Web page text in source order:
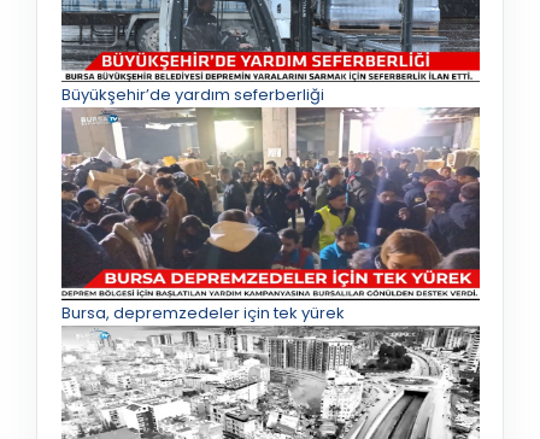
Büyükşehir’de yardım seferberliği
Bursa, depremzedeler için tek yürek